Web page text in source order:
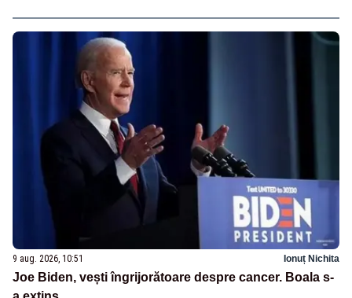
9 aug. 2026, 10:51 Ionuț Nichita
Joe Biden, vești îngrijorătoare despre cancer. Boala s-